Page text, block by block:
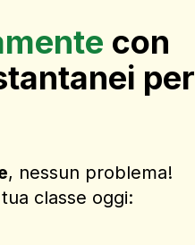
con
per
, nessun problema!
classe oggi: